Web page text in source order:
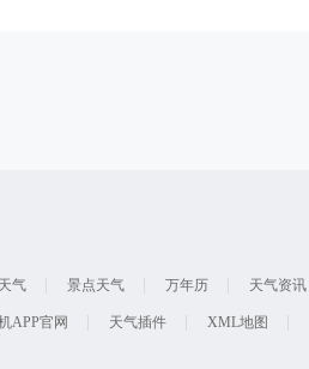
气 景点天气 万年历 天气资讯
APP官网 天气插件 XML地图